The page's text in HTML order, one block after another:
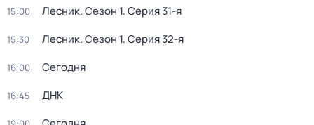
15:00 Лесник. Сезон 1. Серия 31-я
15:30 Лесник. Сезон 1. Серия 32-я
16:00 Сегодня
16:45 ДНК